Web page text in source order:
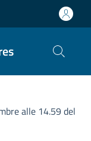
alle 14.59 del